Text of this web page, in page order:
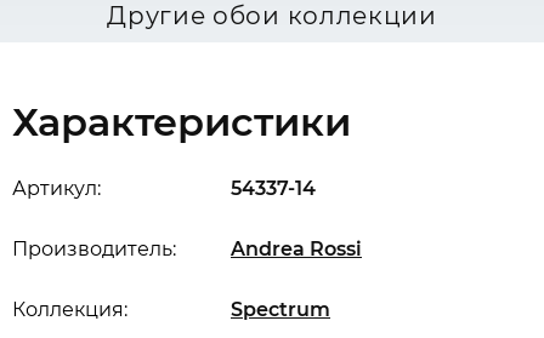
Другие обои коллекции
Характеристики
Артикул: 54337-14
Производитель: Andrea Rossi
Коллекция: Spectrum